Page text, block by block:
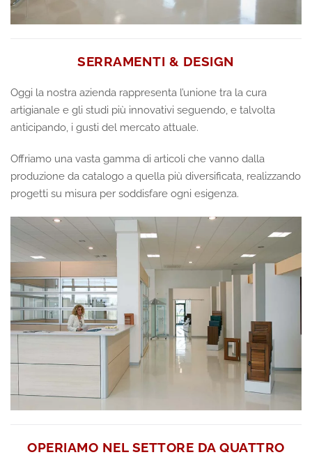
SERRAMENTI & DESIGN
Oggi la nostra azienda rappresenta l’unione tra la cura
artigianale e gli studi più innovativi seguendo, e talvolta
anticipando, i gusti del mercato attuale.
Offriamo una vasta gamma di articoli che vanno dalla
produzione da catalogo a quella più diversificata, realizzando
progetti su misura per soddisfare ogni esigenza.
OPERIAMO NEL SETTORE DA QUATTRO